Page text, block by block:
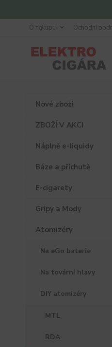
O nákupu Ochodní
Nové zboží
ZBOŽÍ V AKCI
Náplně e-liquidy
Báze a příchutě
E-cigarety
Gripy a Mody
Atomizéry
Na eGo baterie
Na tovární hlavy
DIY atomizéry
MTL
RDA